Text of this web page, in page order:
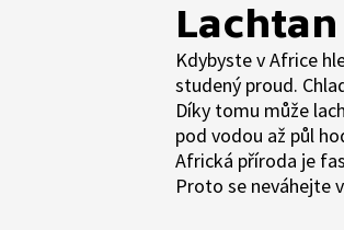
Lachtan
Kdybyste v Africe
studený proud.
Díky tomu může
pod vodou až půl
Africká příroda je
Proto se neváhejte